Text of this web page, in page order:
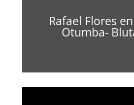
Rafael Flores
Otumba-